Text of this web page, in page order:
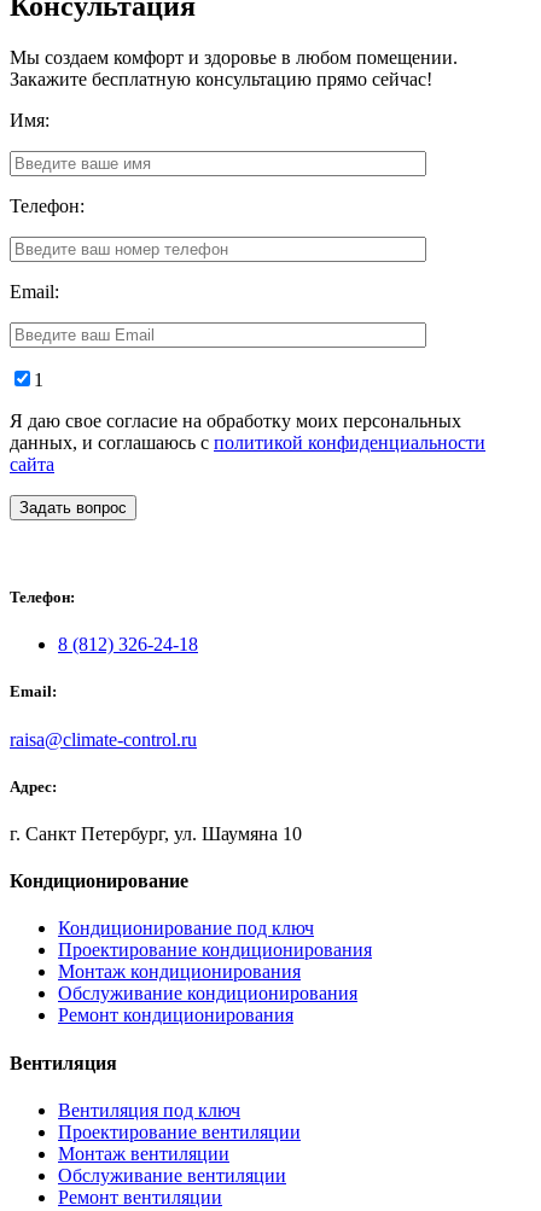
Мы создаем комфорт и здоровье в любом помещении.
Закажите бесплатную консультацию прямо сейчас!
Имя:
Телефон:
Email:
1
Я даю свое согласие на обработку моих персональных
данных, и соглашаюсь с политикой конфиденциальности
сайта
Задать вопрос
Телефон:
8 (812) 326-24-18
Email:
raisa@climate-control.ru
Адрес:
г. Санкт Петербург, ул. Шаумяна 10
Кондиционирование
Кондиционирование под ключ
Проектирование кондиционирования
Монтаж кондиционирования
Обслуживание кондиционирования
Ремонт кондиционирования
Вентиляция
Вентиляция под ключ
Проектирование вентиляции
Монтаж вентиляции
Обслуживание вентиляции
Ремонт вентиляции